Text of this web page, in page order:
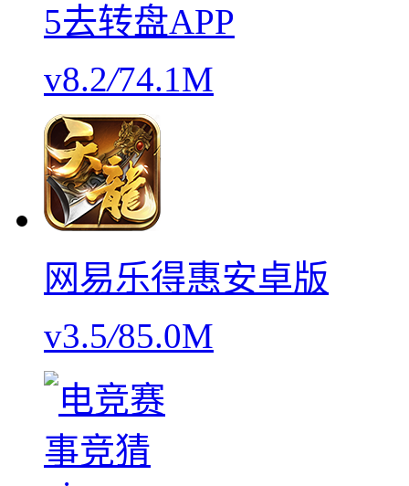
5去转盘APP
v8.2/74.1M
网易乐得惠安卓版
v3.5/85.0M